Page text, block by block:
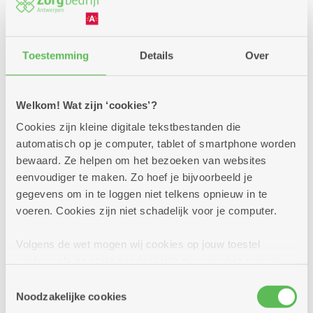
Toestemming Details Over
Welkom! Wat zijn ‘cookies’?
Cookies zijn kleine digitale tekstbestanden die
automatisch op je computer, tablet of smartphone worden
bewaard. Ze helpen om het bezoeken van websites
eenvoudiger te maken. Zo hoef je bijvoorbeeld je
gegevens om in te loggen niet telkens opnieuw in te
voeren. Cookies zijn niet schadelijk voor je computer.
Volgens de wet mogen wij cookies op jouw toestel
cookies hebben we jouw toestemming nodig. Sommige
Noodzakelijke cookies
Wassalon
Maandag tot vrijdag
Pedicure
werkt op woensdag
werkt op donderdagnamiddag